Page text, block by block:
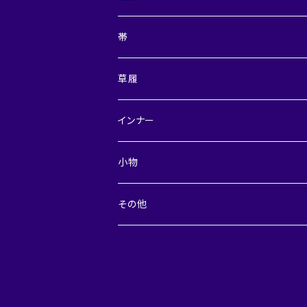
レディース
メンズ
帯
兵児帯
半巾帯
角帯・つくり角帯
草履
レディース
メンズ
インナー
レディース
裾よけスカート
メンズ
小物
デニム小物
その他